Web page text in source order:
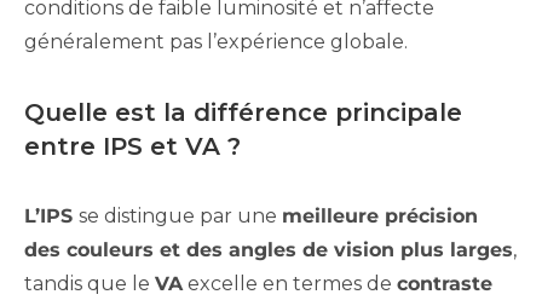
conditions de faible luminosité et n’affecte
généralement pas l’expérience globale.
Quelle est la différence principale
entre IPS et VA ?
L’IPS se distingue par une meilleure précision
des couleurs et des angles de vision plus larges,
tandis que le VAexcelle en termes de contraste